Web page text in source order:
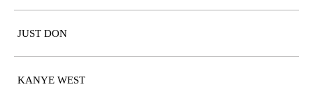
JUST DON
KANYE WEST